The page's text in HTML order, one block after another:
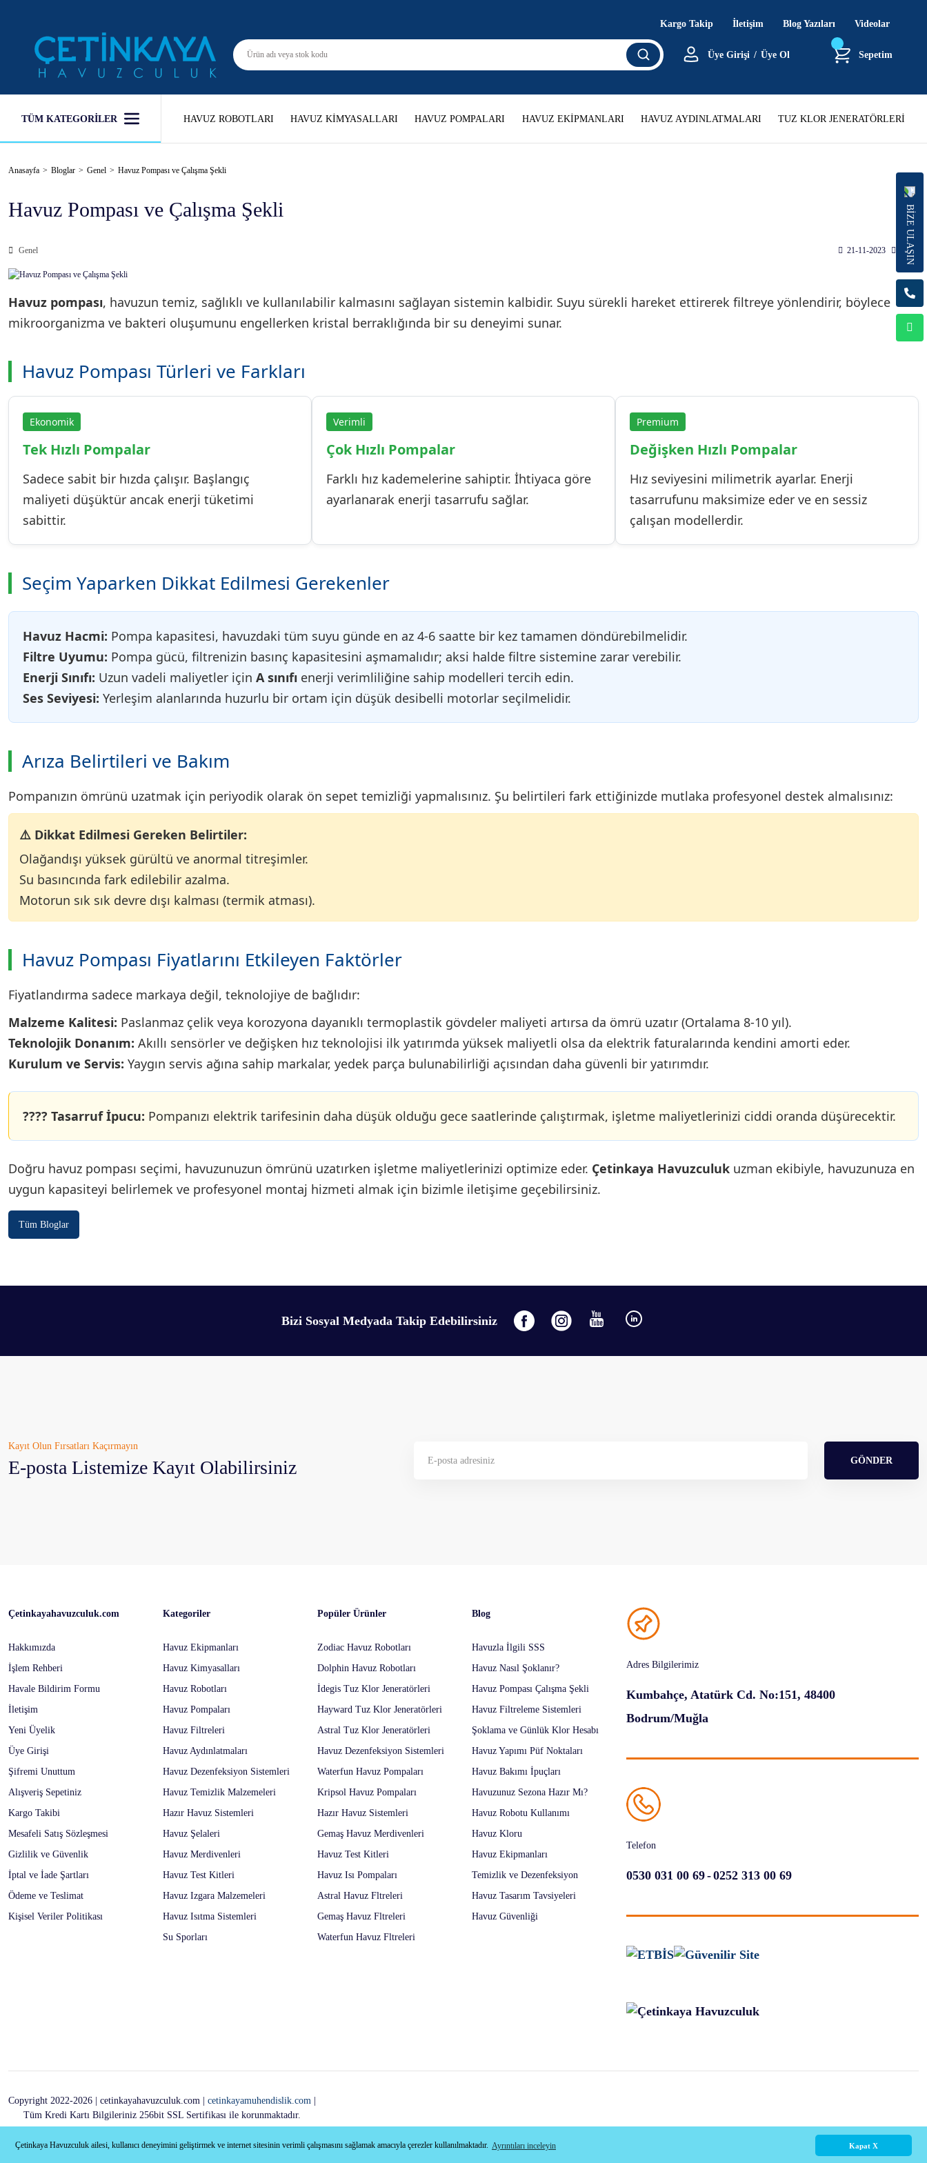
Çetinkaya Havuzculuk ailesi, kullanıcı deneyimini geliştirmek ve internet sitesinin verimli çalışmasını sağlamak amacıyla çerezler kullanılmaktadır. Ayrıntıları inceleyin Kapat X
Kargo Takip İletişim Blog Yazıları Videolar
Üye Girişi / Üye Ol Sepetim
TÜM KATEGORİLER HAVUZ ROBOTLARI HAVUZ KİMYASALLARI HAVUZ POMPALARI HAVUZ EKİPMANLARI HAVUZ AYDINLATMALARI TUZ KLOR JENERATÖRLERİ
Anasayfa Bloglar Genel Havuz Pompası ve Çalışma Şekli
Havuz Pompası ve Çalışma Şekli
Genel 21-11-2023 15:51
Havuz pompası, havuzun temiz, sağlıklı ve kullanılabilir kalmasını sağlayan sistemin kalbidir. Suyu sürekli hareket ettirerek filtreye yönlendirir, böylece
mikroorganizma ve bakteri oluşumunu engellerken kristal berraklığında bir su deneyimi sunar.
Havuz Pompası Türleri ve Farkları
Ekonomik
Tek Hızlı Pompalar
Sadece sabit bir hızda çalışır. Başlangıç
maliyeti düşüktür ancak enerji tüketimi
sabittir.
Verimli
Çok Hızlı Pompalar
Farklı hız kademelerine sahiptir. İhtiyaca göre
ayarlanarak enerji tasarrufu sağlar.
Premium
Değişken Hızlı Pompalar
Hız seviyesini milimetrik ayarlar. Enerji
tasarrufunu maksimize eder ve en sessiz
çalışan modellerdir.
Seçim Yaparken Dikkat Edilmesi Gerekenler
Havuz Hacmi: Pompa kapasitesi, havuzdaki tüm suyu günde en az 4-6 saatte bir kez tamamen döndürebilmelidir.
Filtre Uyumu: Pompa gücü, filtrenizin basınç kapasitesini aşmamalıdır; aksi halde filtre sistemine zarar verebilir.
Enerji Sınıfı: Uzun vadeli maliyetler için A sınıfı enerji verimliliğine sahip modelleri tercih edin.
Ses Seviyesi: Yerleşim alanlarında huzurlu bir ortam için düşük desibelli motorlar seçilmelidir.
Arıza Belirtileri ve Bakım
Pompanızın ömrünü uzatmak için periyodik olarak ön sepet temizliği yapmalısınız. Şu belirtileri fark ettiğinizde mutlaka profesyonel destek almalısınız:
⚠️ Dikkat Edilmesi Gereken Belirtiler:
Olağandışı yüksek gürültü ve anormal titreşimler.
Su basıncında fark edilebilir azalma.
Motorun sık sık devre dışı kalması (termik atması).
Havuz Pompası Fiyatlarını Etkileyen Faktörler
Fiyatlandırma sadece markaya değil, teknolojiye de bağlıdır:
Malzeme Kalitesi: Paslanmaz çelik veya korozyona dayanıklı termoplastik gövdeler maliyeti artırsa da ömrü uzatır (Ortalama 8-10 yıl).
Teknolojik Donanım: Akıllı sensörler ve değişken hız teknolojisi ilk yatırımda yüksek maliyetli olsa da elektrik faturalarında kendini amorti eder.
Kurulum ve Servis: Yaygın servis ağına sahip markalar, yedek parça bulunabilirliği açısından daha güvenli bir yatırımdır.
???? Tasarruf İpucu: Pompanızı elektrik tarifesinin daha düşük olduğu gece saatlerinde çalıştırmak, işletme maliyetlerinizi ciddi oranda düşürecektir.
Doğru havuz pompası seçimi, havuzunuzun ömrünü uzatırken işletme maliyetlerinizi optimize eder. Çetinkaya Havuzculuk uzman ekibiyle, havuzunuza en
uygun kapasiteyi belirlemek ve profesyonel montaj hizmeti almak için bizimle iletişime geçebilirsiniz.
Tüm Bloglar
Bizi Sosyal Medyada Takip Edebilirsiniz
Kayıt Olun Fırsatları Kaçırmayın
E-posta Listemize Kayıt Olabilirsiniz GÖNDER
Çetinkayahavuzculuk.com
Hakkımızda
İşlem Rehberi
Havale Bildirim Formu
İletişim
Yeni Üyelik
Üye Girişi
Şifremi Unuttum
Alışveriş Sepetiniz
Kargo Takibi
Mesafeli Satış Sözleşmesi
Gizlilik ve Güvenlik
İptal ve İade Şartları
Ödeme ve Teslimat
Kişisel Veriler Politikası
Kategoriler
Havuz Ekipmanları
Havuz Kimyasalları
Havuz Robotları
Havuz Pompaları
Havuz Filtreleri
Havuz Aydınlatmaları
Havuz Dezenfeksiyon Sistemleri
Havuz Temizlik Malzemeleri
Hazır Havuz Sistemleri
Havuz Şelaleri
Havuz Merdivenleri
Havuz Test Kitleri
Havuz Izgara Malzemeleri
Havuz Isıtma Sistemleri
Su Sporları
Popüler Ürünler
Zodiac Havuz Robotları
Dolphin Havuz Robotları
İdegis Tuz Klor Jeneratörleri
Hayward Tuz Klor Jeneratörleri
Astral Tuz Klor Jeneratörleri
Havuz Dezenfeksiyon Sistemleri
Waterfun Havuz Pompaları
Kripsol Havuz Pompaları
Hazır Havuz Sistemleri
Gemaş Havuz Merdivenleri
Havuz Test Kitleri
Havuz Isı Pompaları
Astral Havuz Fltreleri
Gemaş Havuz Fltreleri
Waterfun Havuz Fltreleri
Blog
Havuzla İlgili SSS
Havuz Nasıl Şoklanır?
Havuz Pompası Çalışma Şekli
Havuz Filtreleme Sistemleri
Şoklama ve Günlük Klor Hesabı
Havuz Yapımı Püf Noktaları
Havuz Bakımı İpuçları
Havuzunuz Sezona Hazır Mı?
Havuz Robotu Kullanımı
Havuz Kloru
Havuz Ekipmanları
Temizlik ve Dezenfeksiyon
Havuz Tasarım Tavsiyeleri
Havuz Güvenliği
Adres Bilgilerimiz
Kumbahçe, Atatürk Cd. No:151, 48400
Bodrum/Muğla
Telefon
0530 031 00 69-0252 313 00 69
Copyright 2022-2026 | cetinkayahavuzculuk.com | cetinkayamuhendislik.com
Tüm Kredi Kartı Bilgileriniz 256bit SSL Sertifikası ile korunmaktadır.
BİZE ULAŞIN